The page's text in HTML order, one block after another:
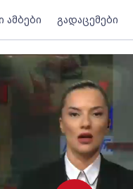
ამბები გადაცემები